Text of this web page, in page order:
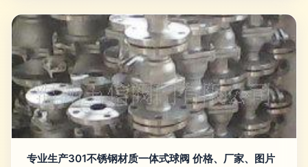
专业生产301不锈钢材质一体式球阀 价格、厂家、图片